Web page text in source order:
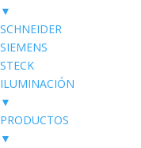
▼
SCHNEIDER
SIEMENS
STECK
ILUMINACIÓN
▼
PRODUCTOS
▼